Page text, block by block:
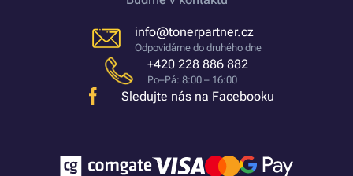
info@tonerpartner.cz
Odpovídáme do druhého dne
+420 228 886 882
Po–Pá: 8:00 – 16:00
Sledujte nás na Facebooku